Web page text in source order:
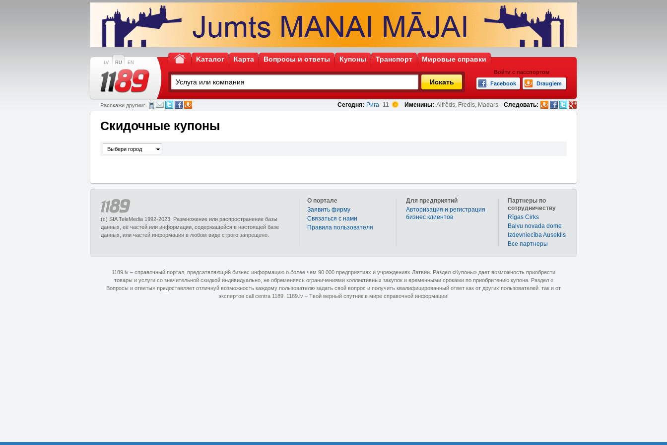
LV RU EN Kаталог Карта Вопросы и ответы Купоны Транспорт Мировые справки
Искать
Войти с пасспортом
Facebook
Draugiem
Сегодня: Рига -11 Именины: Alfrēds, Fredis, Madars Следовать:
Расскажи другим:
Скидочные купоны
Выбери город
(c) SIA TeleMedia 1992-2023. Размножение или распространение базы
данных, её частей или информации, содержащейся в настоящей базе
данных, или частей информации в любом виде строго запрещено.
Партнеры по
сотрудничеству
Rīgas Cirks
Balvu novada dome
Izdevniecība Auseklis
Bce партнеры
Для предприятий
Авторизация и регистрация
бизнес клиентов
О портале
Заявить фирму
Связаться с нами
Правила пользователя
1189.lv – справочный портал, предсатвляющий бизнес информацию о более чем 90 000 предприятиях и учреждениях Латвии. Раздел «Купоны» дает возможность приобрести
товары и услуги со значительной скидкой индивидуально, не обременяясь ограничениями коллективных закупок и временными сроками по приобритению купона. Раздел «
Вопросы и ответы» предоставляет отличнуй возможность каждому пользователю задать свой вопрос и получить квалифицированный ответ как от других пользователей. так и от
экспертов сall centra 1189. 1189.lv – Твой верный спутник в мире справочной информации!